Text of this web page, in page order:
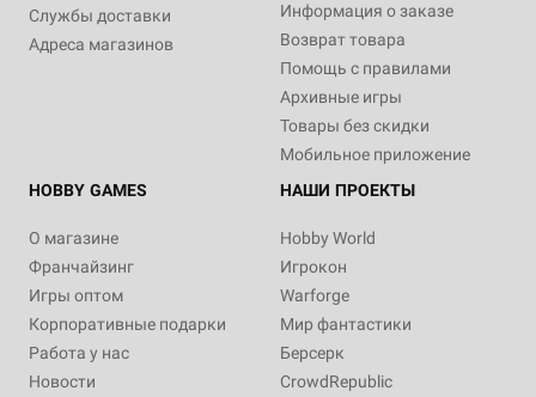
Службы доставки
Адреса магазинов
Информация о заказе
Возврат товара
Помощь с правилами
Архивные игры
Товары без скидки
Мобильное приложение
HOBBY GAMES
О магазине
Франчайзинг
Игры оптом
Корпоративные подарки
Работа у нас
Новости
НАШИ ПРОЕКТЫ
Hobby World
Игрокон
Warforge
Мир фантастики
Берсерк
CrowdRepublic